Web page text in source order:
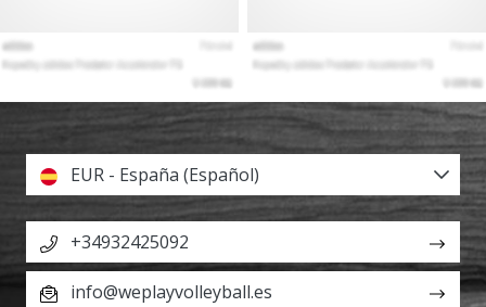
EUR - España (Español)
+34932425092
info@weplayvolleyball.es